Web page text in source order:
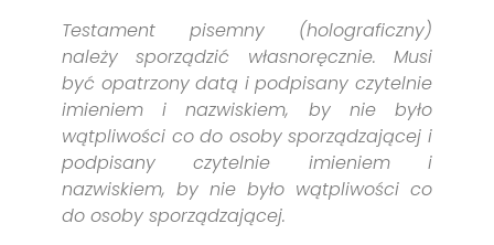
Testament pisemny (holograficzny)
należy sporządzić własnoręcznie. Musi
być opatrzony datą i podpisany czytelnie
imieniem i nazwiskiem, by nie było
wątpliwości co do osoby sporządzającej i
podpisany czytelnie imieniem i
nazwiskiem, by nie było wątpliwości co
do osoby sporządzającej.